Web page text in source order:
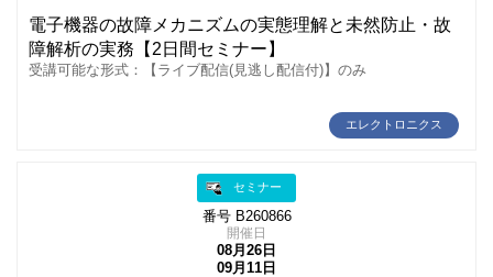
電子機器の故障メカニズムの実態理解と未然防止・故
障解析の実務【2日間セミナー】
受講可能な形式：【ライブ配信(見逃し配信付)】のみ
エレクトロニクス
セミナー
番号 B260866
開催日
08月26日
09月11日